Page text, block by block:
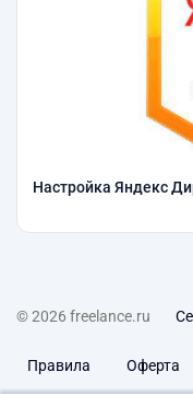
Настройка Яндекс
© 2026 freelance.ru
Правила Оферта